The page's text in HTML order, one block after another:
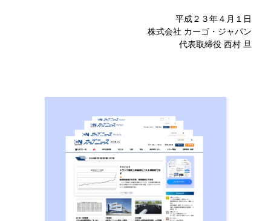
平成２３年４月１日
株式会社 カーゴ・ジャパン
代表取締役 西村 旦